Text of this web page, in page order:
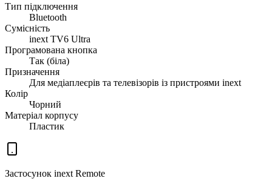
Тип підключення
Bluetooth
Сумісність
inext TV6 Ultra
Програмована кнопка
Так (біла)
Призначення
Для медіаплеєрів та телевізорів із пристроями inext
Колір
Чорний
Матеріал корпусу
Пластик
Застосунок inext Remote